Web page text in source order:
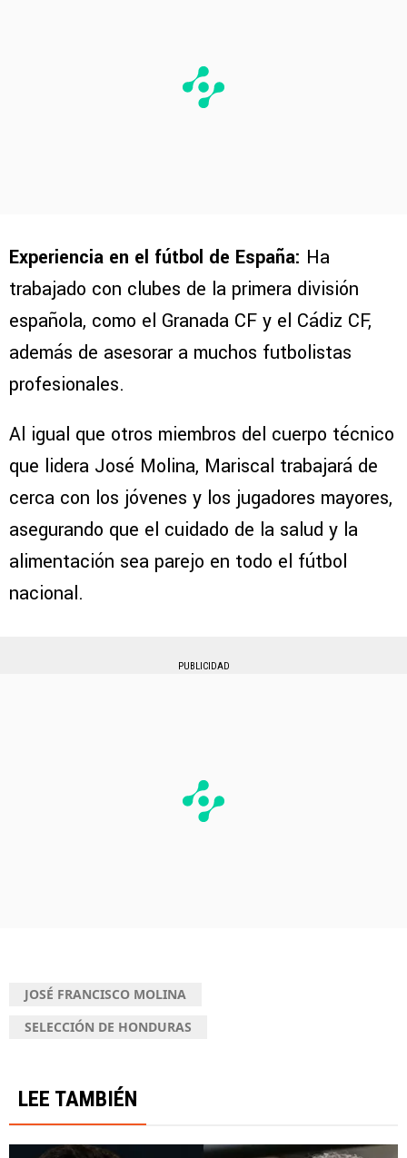
Experiencia en el fútbol de España: Ha
trabajado con clubes de la primera división
española, como el Granada CF y el Cádiz CF,
además de asesorar a muchos futbolistas
profesionales.
Al igual que otros miembros del cuerpo técnico
que lidera José Molina, Mariscal trabajará de
cerca con los jóvenes y los jugadores mayores,
asegurando que el cuidado de la salud y la
alimentación sea parejo en todo el fútbol
nacional.
PUBLICIDAD
JOSÉ FRANCISCO MOLINA
SELECCIÓN DE HONDURAS
LEE TAMBIÉN